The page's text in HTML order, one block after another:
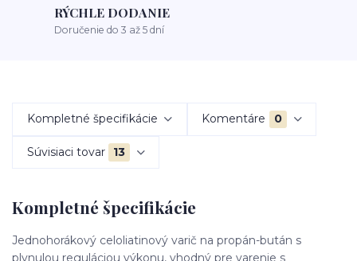
RÝCHLE DODANIE
Doručenie do 3 až 5 dní
Kompletné špecifikácie Komentáre 0
Súvisiaci tovar 13
Kompletné špecifikácie
Jednohorákový celoliatinový varič na propán-bután s
plynulou reguláciou výkonu, vhodný pre varenie s